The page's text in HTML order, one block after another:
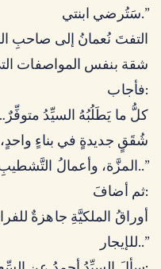
سَتُرضي ابنتي.”
التفتَ نُعمانُ إلى صاحبِ
شقة بنفس المواصفات
فأجاب:
شُقَقٍ جديدةٍ في بناءٍ
المزَّة، وأعمالُ التَّشطيبِ انتهتْ حديثًا..”
ثم أضافَ:
للإيجار..”